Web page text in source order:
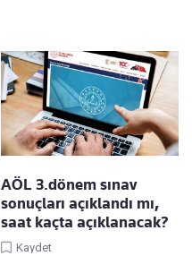
AÖL 3.dönem sınav
sonuçları açıklandı mı,
saat kaçta açıklanacak?
Kaydet